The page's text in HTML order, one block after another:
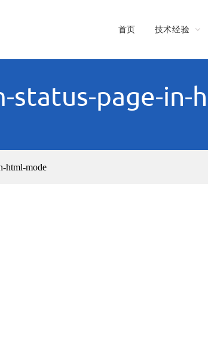
首页 技术经验
status-page-in-
html-mode